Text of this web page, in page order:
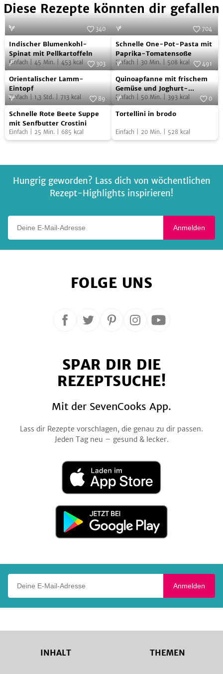
Diese Rezepte könnten dir gefallen
Indischer
Blumenkohl-
Spinat
mit
Pellkartoffeln
340
Indischer Blumenkohl-
Spinat mit Pellkartoffeln
Einfach 45 Min. 453 kcal
Schnelle
One-
Pot-
Pasta
mit
Paprika-
Tomatensoße
704
Schnelle One-Pot-Pasta mit
Paprika-Tomatensoße
Einfach 30 Min. 508 kcal
Orientalischer
Lamm-
Eintopf
303
Orientalischer Lamm-
Eintopf
Einfach 1,3 Std. 713 kcal
Quinoapfanne
mit
frischem
Gemüse
Joghurt-
491
Quinoapfanne mit frischem
Gemüse und Joghurt-
Topping
Einfach 50 Min. 393 kcal
Schnelle
Rote
Beete
Crostini
89
Schnelle Rote Beete Suppe
mit Senfbutter Crostini
Einfach 25 Min. 685 kcal
Tortellini
brodo
0
Tortellini in brodo
Einfach 20 Min. 528 kcal
Hungrig geworden? Lass dich von wöchentlichen
Rezept-Highlights inspirieren!
Anmelden
FOLGE UNS
Folge
Facebook
Folge
Twitter
Folge
Pinterest
Folge
Instagram
Folge
YouTube
SPAR DIR DIE
REZEPTSUCHE!
Mit der SevenCooks App.
Lass dir Rezepte vorschlagen, die genau zu dir passen.
Jeden Tag neu – gesund & lecker.
Laden
im
App
Jetzt
Google
Anmelden
INHALT THEMEN